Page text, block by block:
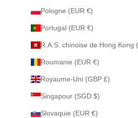
Pologne (EUR €)
Portugal (EUR €)
R.A.S. chinoise de Hong Kong
Roumanie (EUR €)
Royaume-Uni (GBP £)
Singapour (SGD $)
Slovaquie (EUR €)